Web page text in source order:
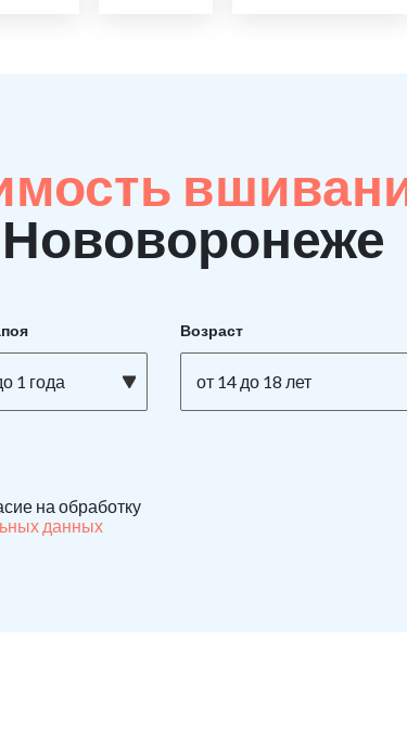
1 года
Возраст
от 14 до 18 лет
на обработку
данных